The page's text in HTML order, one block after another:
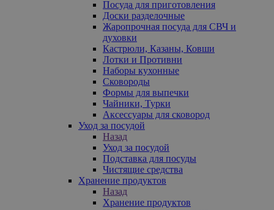
Посуда для приготовления
Доски разделочные
Жаропрочная посуда для СВЧ и
духовки
Кастрюли, Казаны, Ковши
Лотки и Противни
Наборы кухонные
Сковороды
Формы для выпечки
Чайники, Турки
Аксессуары для сковород
Уход за посудой
Назад
Уход за посудой
Подставка для посуды
Чистящие средства
Хранение продуктов
Назад
Хранение продуктов